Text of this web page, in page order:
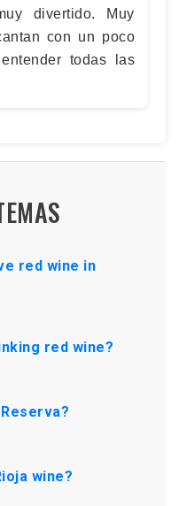
divertido. Muy
con un poco
todas las
red wine in
red wine?
wine?